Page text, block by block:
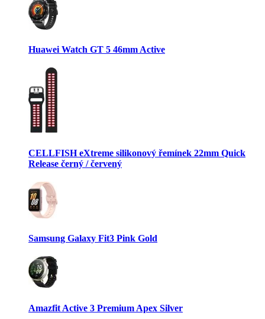
Huawei Watch GT 5 46mm Active
CELLFISH eXtreme silikonový řemínek 22mm Quick
Release černý / červený
Samsung Galaxy Fit3 Pink Gold
Amazfit Active 3 Premium Apex Silver